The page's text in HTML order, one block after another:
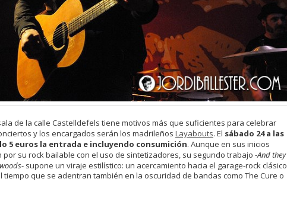
de la calle Castelldefels tiene motivos más que suficientes para celebrar
y los encargados serán los madrileños Layabouts. El sábado 24 a las
5 euros la entrada e incluyendo consumición. Aunque en sus inicios
por su rock bailable con el uso de sintetizadores, su segundo trabajo -And they
- supone un viraje estilístico: un acercamiento hacia el garage-rock clásico
tiempo que se adentran también en la oscuridad de bandas como The Cure o